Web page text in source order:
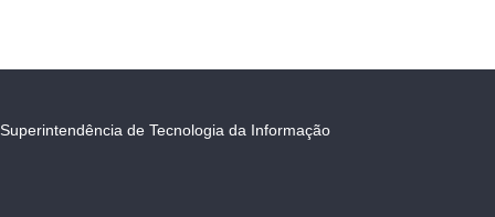
Superintendência de Tecnologia da Informação